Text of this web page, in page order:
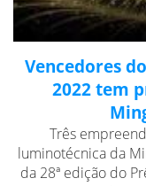
Vencedores
2022 tem
Três
luminotécnica da
da 28ª edição do